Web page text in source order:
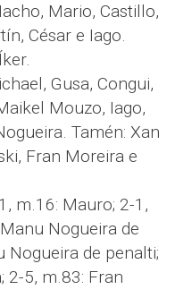
Mario, Castillo,
César e Iago.
Gusa, Congui,
Mouzo, Iago,
Tamén: Xan
Fran Moreira e
m.16: Mauro; 2-1,
Nogueira de
Nogueira de penalti;
2-5, m.83: Fran